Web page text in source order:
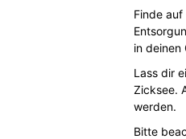
Finde
in deinen
Lass dir
Zicksee.
werden.
Bitte